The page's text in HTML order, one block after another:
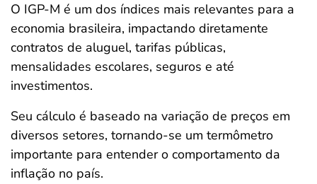
O IGP-M é um dos índices mais relevantes para a
economia brasileira, impactando diretamente
contratos de aluguel, tarifas públicas,
mensalidades escolares, seguros e até
investimentos.
Seu cálculo é baseado na variação de preços em
diversos setores, tornando-se um termômetro
importante para entender o comportamento da
inflação no país.